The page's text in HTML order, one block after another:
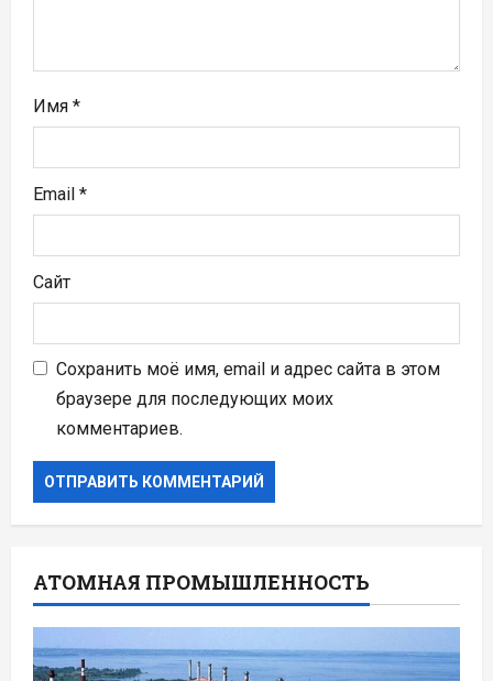
я
м
Имя *
Email *
Сайт
Сохранить моё имя, email и адрес сайта в этом
браузере для последующих моих
комментариев.
АТОМНАЯ ПРОМЫШЛЕННОСТЬ